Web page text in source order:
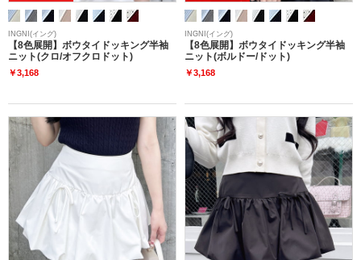
INGNI(イング)
【8色展開】ボウタイドッキング半袖
ニット(クロ/オフクロドット)
￥3,168
INGNI(イング)
【8色展開】ボウタイドッキング半袖
ニット(ボルドー/ドット)
￥3,168